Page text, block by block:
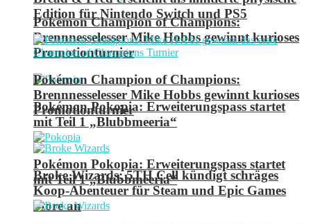
Pokémon Champion of Champions:
Brennnesselesser Mike Hobbs gewinnt kurioses
Promotionturnier
Pokémon Pokopia: Erweiterungspass startet
mit Teil 1 „Blubbmeeria“
Broke Wizards: 5TH Cell kündigt schräges
Koop-Abenteuer für Steam und Epic Games
Store an
Edition für Nintendo Switch und PS5
Pokémon Champion of Champions:
Brennnesselesser Mike Hobbs gewinnt kurioses
Promotionturnier
Pokémon Pokopia: Erweiterungspass startet
mit Teil 1 „Blubbmeeria“